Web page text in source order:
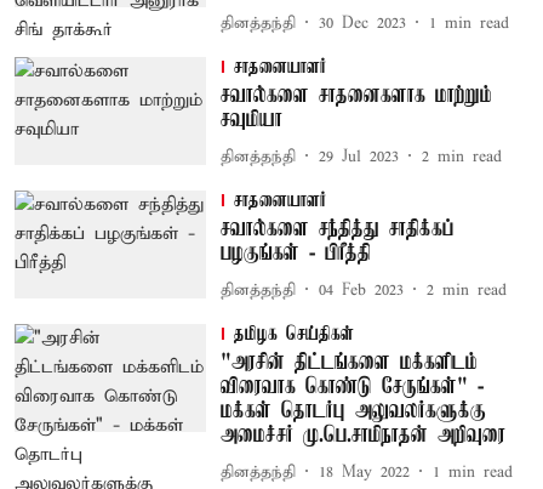
தினத்தந்தி 30 Dec 2023 1 min read
சாதனையாளர்
சவால்களை சாதனைகளாக மாற்றும்
சவுமியா
தினத்தந்தி 29 Jul 2023 2 min read
சாதனையாளர்
சவால்களை சந்தித்து சாதிக்கப்
பழகுங்கள் - பிரீத்தி
தினத்தந்தி 04 Feb 2023 2 min read
தமிழக செய்திகள்
"அரசின் திட்டங்களை மக்களிடம்
விரைவாக கொண்டு சேருங்கள்" -
மக்கள் தொடர்பு அலுவலர்களுக்கு
அமைச்சர் மு.பெ.சாமிநாதன் அறிவுரை
தினத்தந்தி 18 May 2022 1 min read